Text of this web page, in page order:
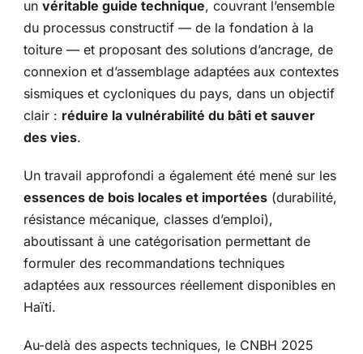
un véritable guide technique, couvrant l’ensemble
du processus constructif — de la fondation à la
toiture — et proposant des solutions d’ancrage, de
connexion et d’assemblage adaptées aux contextes
sismiques et cycloniques du pays, dans un objectif
clair : réduire la vulnérabilité du bâti et sauver
des vies.
Un travail approfondi a également été mené sur les
essences de bois locales et importées(durabilité,
résistance mécanique, classes d’emploi),
aboutissant à une catégorisation permettant de
formuler des recommandations techniques
adaptées aux ressources réellement disponibles en
Haïti.
Au-delà des aspects techniques, le CNBH 2025